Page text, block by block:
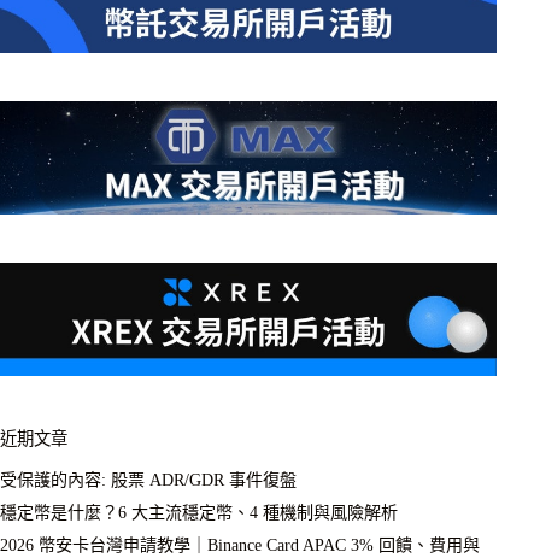
近期文章
受保護的內容: 股票 ADR/GDR 事件復盤
穩定幣是什麼？6 大主流穩定幣、4 種機制與風險解析
2026 幣安卡台灣申請教學｜Binance Card APAC 3% 回饋、費用與